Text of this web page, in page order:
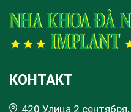
КОНТАКТ
420 Улица 2 сентября,